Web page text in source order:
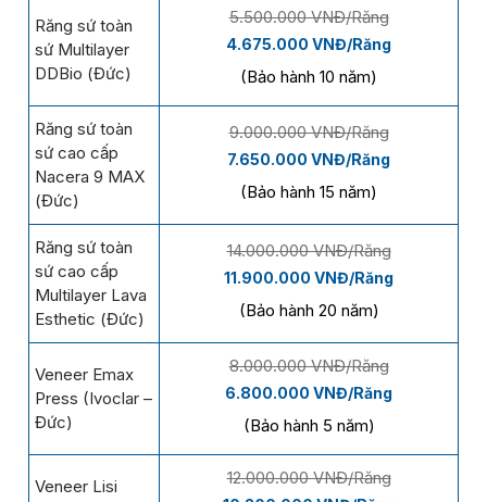
Răng sứ toàn
sứ Multilayer
DDBio (Đức)
5.500.000 VNĐ/Răng
4.675.000 VNĐ/Răng
(Bảo hành 10 năm)
Răng sứ toàn
sứ cao cấp
Nacera 9 MAX
(Đức)
9.000.000 VNĐ/Răng
7.650.000 VNĐ/Răng
(Bảo hành 15 năm)
Răng sứ toàn
sứ cao cấp
Multilayer Lava
Esthetic (Đức)
14.000.000 VNĐ/Răng
11.900.000 VNĐ/Răng
(Bảo hành 20 năm)
Veneer Emax
Press (Ivoclar –
Đức)
8.000.000 VNĐ/Răng
6.800.000 VNĐ/Răng
(Bảo hành 5 năm)
Veneer Lisi
12.000.000 VNĐ/Răng